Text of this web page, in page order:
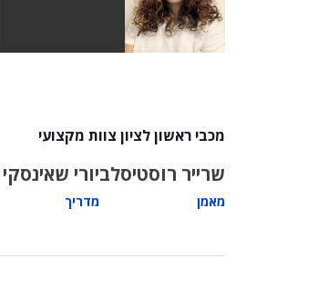
מכבי ראשון לציון צוות מקצועי
שרייר רוסטיסלב
מאמן
יורי שאינסקי
מדריך